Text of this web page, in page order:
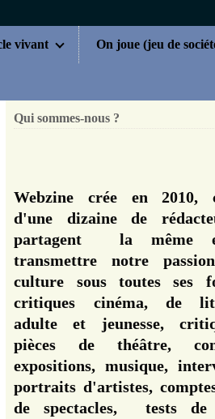
vivant
Qui sommes-nous ?
Webzine crée en 2010,
d'une dizaine de
partagent la même
transmettre notre
culture sous toutes ses
critiques cinéma, de
adulte et jeunesse,
pièces de théâtre,
expositions, musique,
portraits d'artistes,
de spectacles, tests